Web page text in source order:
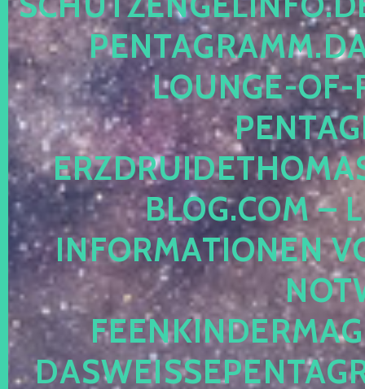
OUNGE-OF-
LOG.COM –
NFORMATIONEN